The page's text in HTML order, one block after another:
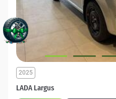
LADA Largus
2025